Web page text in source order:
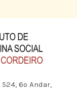
524, 6º Andar,